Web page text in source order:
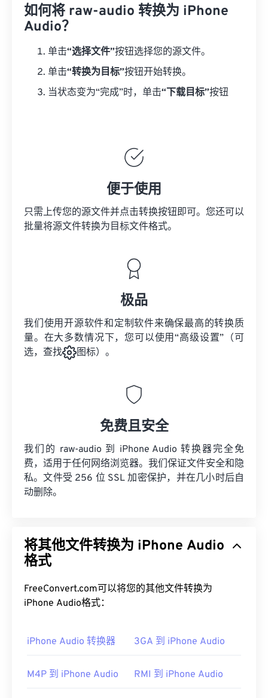
如何将 raw-audio 转换为 iPhone
Audio？
单击“选择文件”按钮选择您的源文件。
单击“转换为目标”按钮开始转换。
当状态变为“完成”时，单击“下载目标”按钮
便于使用
只需上传您的源文件并点击转换按钮即可。您还可以
批量将源文件转换为目标文件格式。
极品
我们使用开源软件和定制软件来确保最高的转换质
量。在大多数情况下，您可以使用“高级设置”（可
选，查找
图标）。
免费且安全
我们的 raw-audio 到 iPhone Audio 转换器完全免
费，适用于任何网络浏览器。我们保证文件安全和隐
私。文件受 256 位 SSL 加密保护，并在几小时后自
动删除。
将其他文件转换为 iPhone Audio
格式
FreeConvert.com可以将您的其他文件转换为
iPhone Audio格式：
iPhone Audio 转换器 3GA 到 iPhone Audio
M4P 到 iPhone Audio RMI 到 iPhone Audio